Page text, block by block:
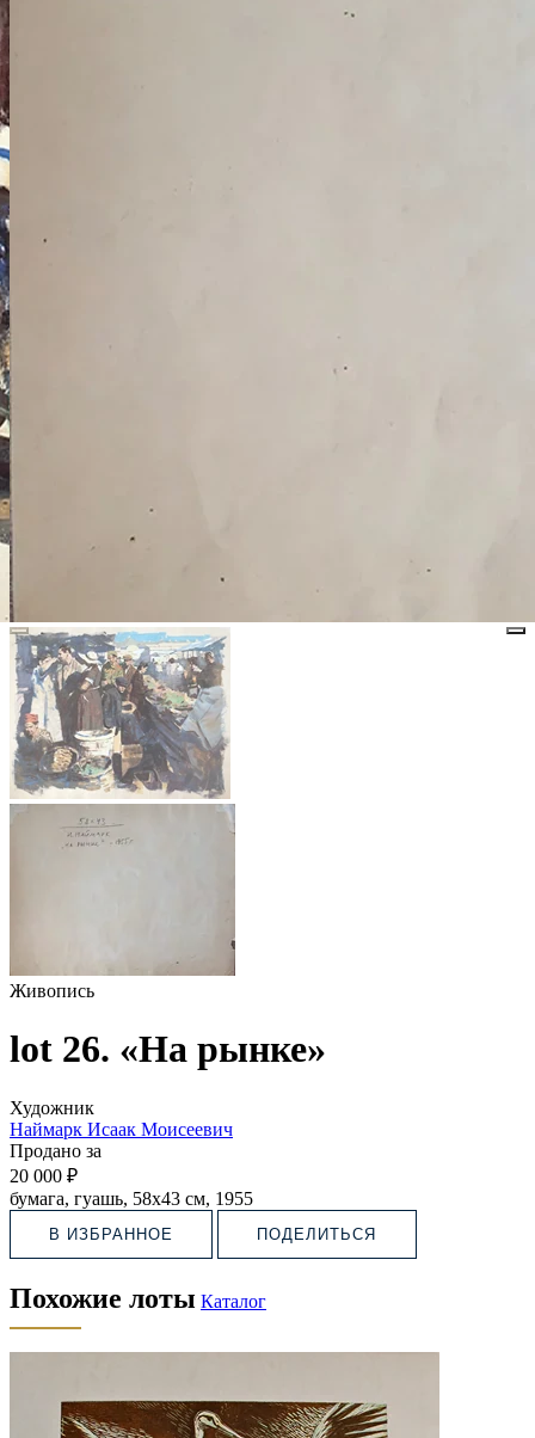
Живопись
lot 26. «На рынке»
Художник
Наймарк Исаак Моисеевич
Продано за
20 000 ₽
бумага, гуашь, 58х43 см, 1955
В ИЗБРАННОЕ ПОДЕЛИТЬСЯ
Похожие лоты Каталог